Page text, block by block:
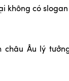
không có
Âu lý